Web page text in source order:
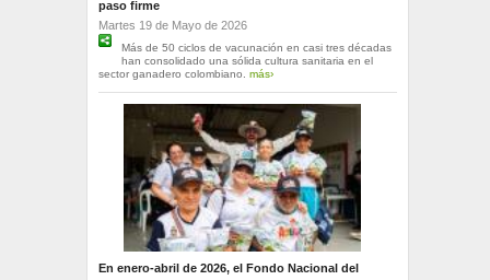
paso firme
Martes 19 de Mayo de 2026
Más de 50 ciclos de vacunación en casi tres décadas
han consolidado una sólida cultura sanitaria en el
sector ganadero colombiano. más›
En enero-abril de 2026, el Fondo Nacional del